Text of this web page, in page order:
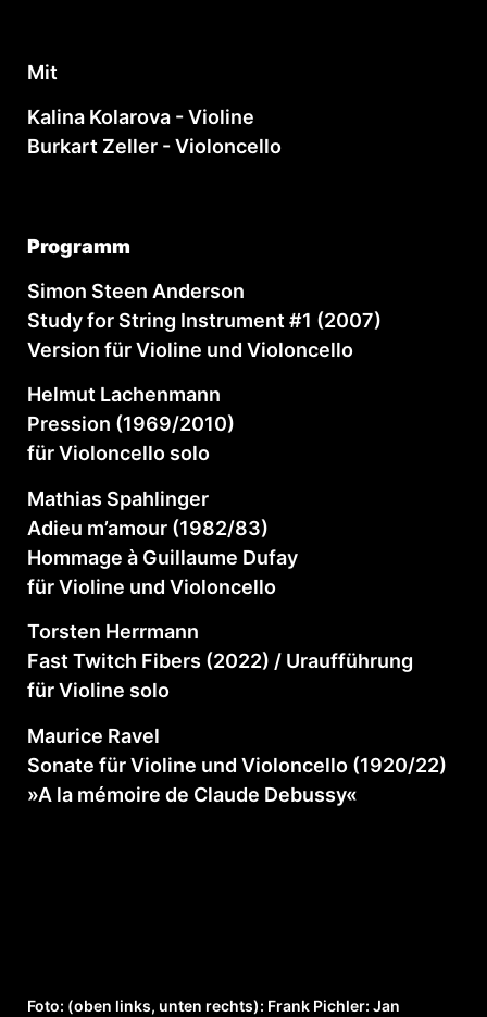
Mit
Kalina Kolarova - Violine
Burkart Zeller - Violoncello
Programm
Simon Steen Anderson
Study for String Instrument #1 (2007)
Version für Violine und Violoncello
Helmut Lachenmann
Pression (1969/2010)
für Violoncello solo
Mathias Spahlinger
Adieu m’amour (1982/83)
Hommage à Guillaume Dufay
für Violine und Violoncello
Torsten Herrmann
Fast Twitch Fibers (2022) / Uraufführung
für Violine solo
Maurice Ravel
Sonate für Violine und Violoncello (1920/22)
»A la mémoire de Claude Debussy«
Foto: (oben links, unten rechts): Frank Pichler: Jan